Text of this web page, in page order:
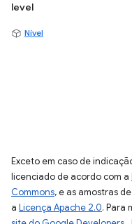
level
Nível
Exceto em caso de
licenciado de acordo com a
Commons, e as amostras
a Licença Apache 2.0. Para